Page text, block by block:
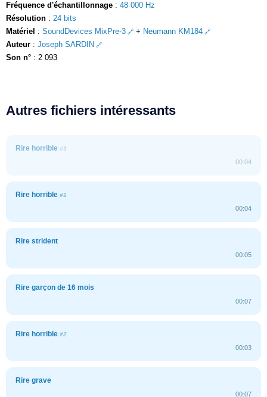
Fréquence d'échantillonnage : 48 000 Hz
Résolution : 24 bits
Matériel : SoundDevices MixPre-3 + Neumann KM184
Auteur : Joseph SARDIN
Son n° : 2 093
Autres fichiers intéressants
Rire horrible #3
00:04
Rire horrible #1
00:04
Rire strident
00:05
Rire garçon de 16 mois
00:07
Rire horrible #2
00:03
Rire grave
00:07